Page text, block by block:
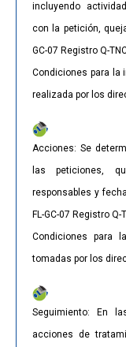
incluyendo
con la petición,
GC-07 Registro Q-
Condiciones para la
realizada por los
Acciones: Se
las peticiones,
responsables y
FL-GC-07 Registro Q-
Condiciones para
tomadas por los
Seguimiento: En
acciones de